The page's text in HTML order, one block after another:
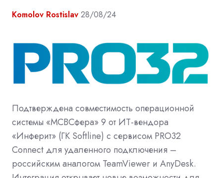
Komolov Rostislav 28/08/24
Подтверждена совместимость операционной
системы «МСВСфера» 9 от ИТ-вендора
«Инферит» (ГК Softline) с сервисом PRO32
Connect для удаленного подключения –
российским аналогом TeamViewer и AnyDesk.